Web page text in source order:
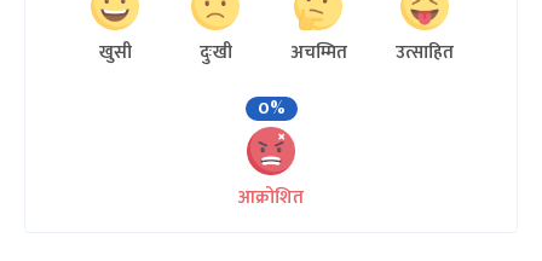
खुसी दुःखी अचम्मित
उत्साहित
0%
आक्रोशित